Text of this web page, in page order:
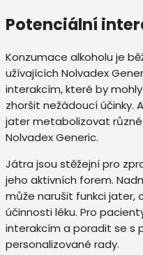
Potenciální
Konzumace alkoholu je
užívajících Nolvadex
interakcím, které by
zhoršit nežádoucí účinky.
jater metabolizovat různé
Nolvadex Generic.
Játra jsou stěžejní pro
jeho aktivních forem.
může narušit funkci jater,
účinnosti léku. Pro
interakcím a poradit se s
personalizované rady.